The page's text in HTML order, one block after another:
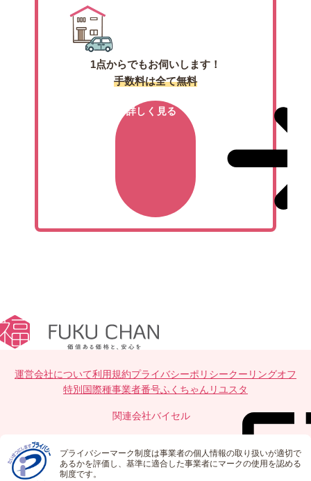
1点からでもお伺いします！
手数料は全て無料
詳しく見る
運営会社について利用規約プライバシーポリシークーリングオフ
特別国際種事業者番号ふくちゃんリユスタ
関連会社バイセル
プライバシーマーク制度は事業者の個人情報の取り扱いが適切で
あるかを評価し、基準に適合した事業者にマークの使用を認める
制度です。